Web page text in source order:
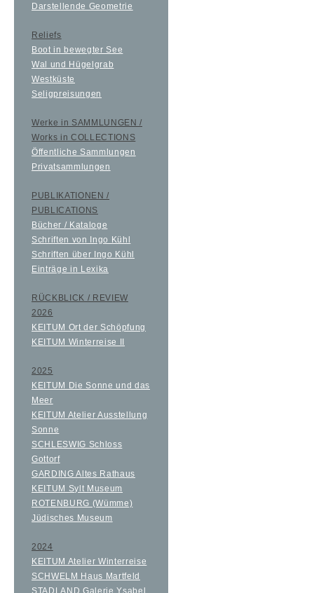
Darstellende Geometrie
Reliefs
Boot in bewegter See
Wal und Hügelgrab
Westküste
Seligpreisungen
Werke in SAMMLUNGEN /
Works in COLLECTIONS
Öffentliche Sammlungen
Privatsammlungen
PUBLIKATIONEN /
PUBLICATIONS
Bücher / Kataloge
Schriften von Ingo Kühl
Schriften über Ingo Kühl
Einträge in Lexika
RÜCKBLICK / REVIEW
2026
KEITUM Ort der Schöpfung
KEITUM Winterreise II
2025
KEITUM Die Sonne und das
Meer
KEITUM Atelier Ausstellung
Sonne
SCHLESWIG Schloss
Gottorf
GARDING Altes Rathaus
KEITUM Sylt Museum
ROTENBURG (Wümme)
Jüdisches Museum
2024
KEITUM Atelier Winterreise
SCHWELM Haus Martfeld
STADLAND Galerie Ysabel